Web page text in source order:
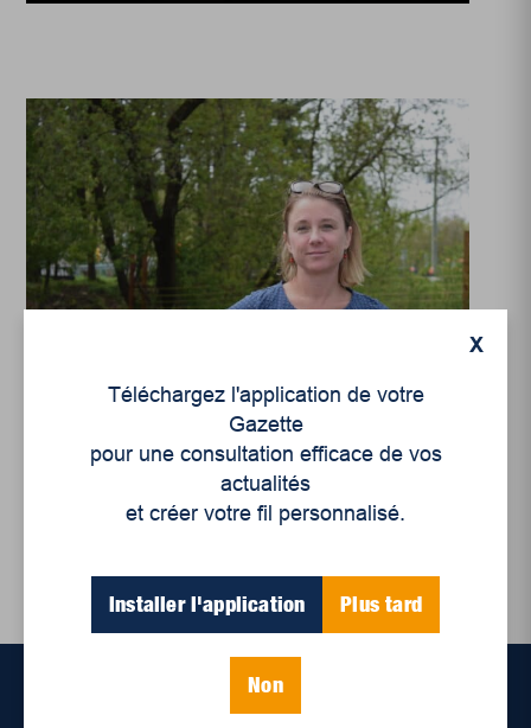
En première ligne avec
Geneviève Tardy : pour
la protection du La...
X
Téléchargez l'application de votre
Gazette
pour une consultation efficace de vos
actualités
et créer votre fil personnalisé.
Installer l'application Plus tard
Non